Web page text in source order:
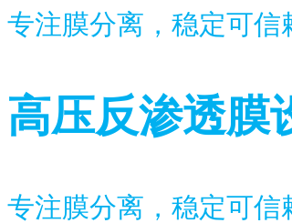
专注膜分离，稳定可信
高压反渗透膜
专注膜分离，稳定可信